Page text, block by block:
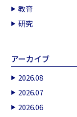
教育
研究
アーカイブ
2026.08
2026.07
2026.06